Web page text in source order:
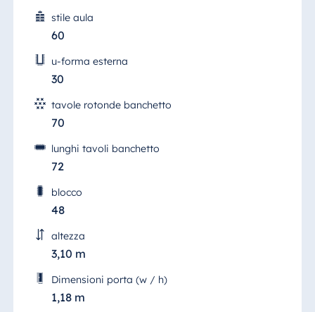
stile aula
60
u-forma esterna
30
tavole rotonde banchetto
70
lunghi tavoli banchetto
72
blocco
48
altezza
3,10 m
Dimensioni porta (w / h)
1,18 m